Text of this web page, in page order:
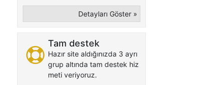
Detayları Göster »
Tam destek
Hazır site aldığınızda 3 ayrı
grup altında tam destek hiz
meti veriyoruz.